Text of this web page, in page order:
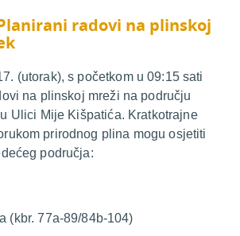
radovi na plinskoj
(utorak), s početkom u 09:15 sati
na plinskoj mreži na području
Ulici Mije Kišpatića. Kratkotrajne
prirodnog plina mogu osjetiti
područja:
(kbr. 77a-89/84b-104)